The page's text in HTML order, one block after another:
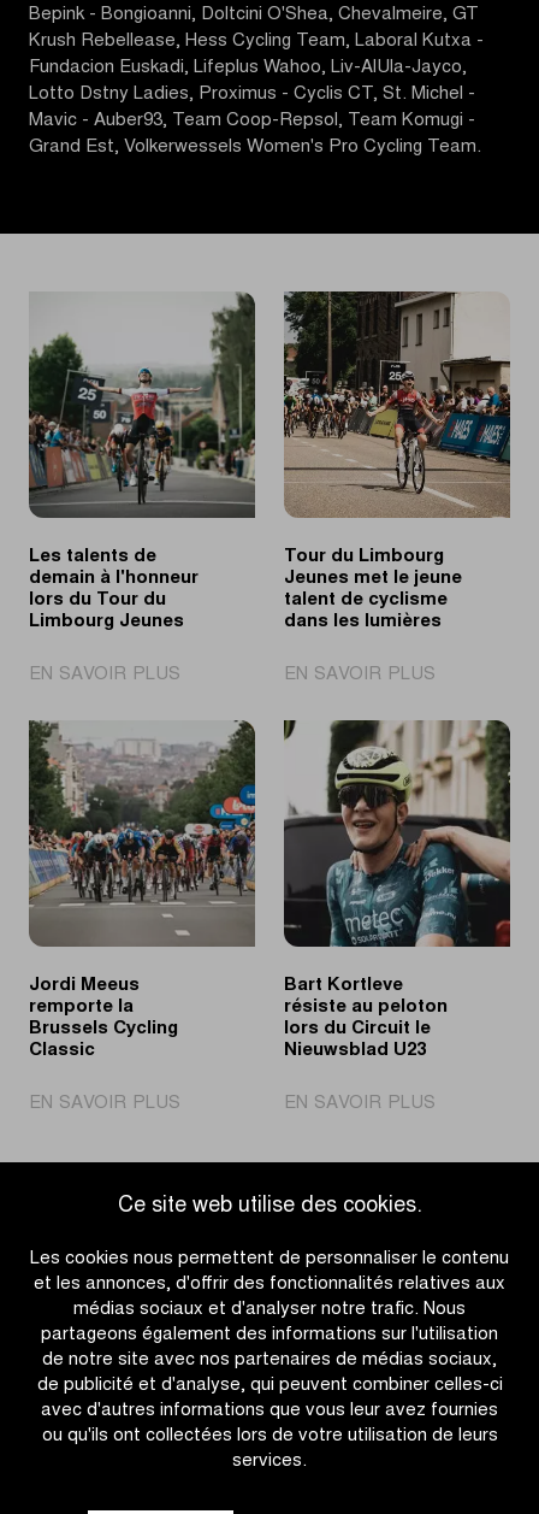
Ce site web utilise des cookies.
Les cookies nous permettent de personnaliser le contenu
et les annonces, d'offrir des fonctionnalités relatives aux
médias sociaux et d'analyser notre trafic. Nous
partageons également des informations sur l'utilisation
de notre site avec nos partenaires de médias sociaux,
de publicité et d'analyse, qui peuvent combiner celles-ci
avec d'autres informations que vous leur avez fournies
ou qu'ils ont collectées lors de votre utilisation de leurs
services.
Bepink - Bongioanni, Doltcini O'Shea, Chevalmeire, GT
Krush Rebellease, Hess Cycling Team, Laboral Kutxa -
Fundacion Euskadi, Lifeplus Wahoo, Liv-AlUla-Jayco,
Lotto Dstny Ladies, Proximus - Cyclis CT, St. Michel -
Mavic - Auber93, Team Coop-Repsol, Team Komugi -
Grand Est, Volkerwessels Women's Pro Cycling Team.
Les talents de
demain à l'honneur
lors du Tour du
Limbourg Jeunes
EN SAVOIR PLUS
talents
de
demain
à
l'honneur
lors
du
du
Tour du Limbourg
Jeunes met le jeune
talent de cyclisme
dans les lumières
EN SAVOIR PLUS
Limbourg
Jeunes
le
jeune
talent
de
cyclisme
Jordi Meeus
remporte la
Brussels Cycling
Classic
EN SAVOIR PLUS
la
Cycling
Classic
Bart Kortleve
résiste au peloton
lors du Circuit le
Nieuwsblad U23
EN SAVOIR PLUS
lors
du
Circuit
le
Nieuwsblad
U23